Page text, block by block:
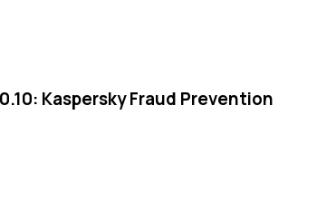
Kaspersky Fraud Prevention